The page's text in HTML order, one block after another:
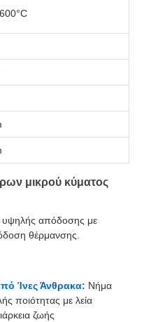
μικρού κύματος
απόδοσης με
θέρμανσης.
Ίνες Άνθρακα: Νήμα
ποιότητας με λεία
ζωής